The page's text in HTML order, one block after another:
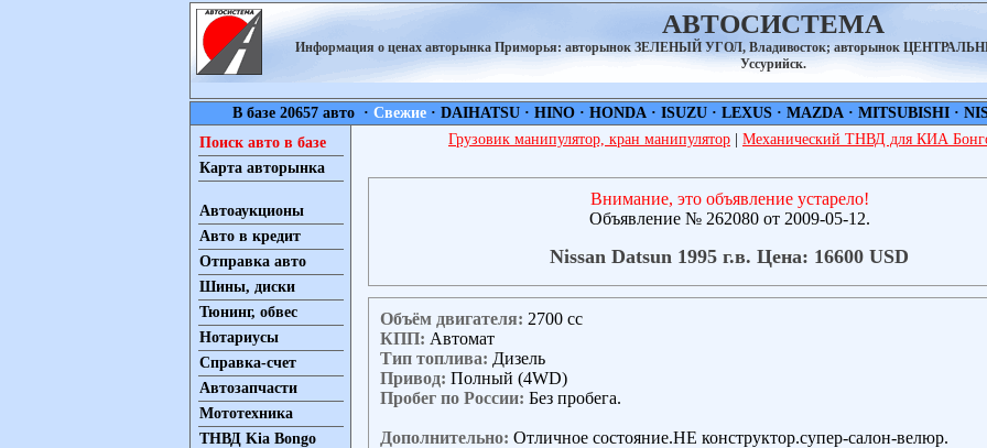
АВТОСИСТЕМА
Информация о ценах авторынка Приморья: авторынок ЗЕЛЕНЫЙ УГОЛ, Владивосток; авторынок
Уссурийск.
В базе 20657 авто · Свежие· DAIHATSU· HINO· HONDA· ISUZU· LEXUS· MAZDA· MITSUBISHI·
Поиск авто в базе
Карта авторынка
Автоаукционы
Авто в кредит
Отправка авто
Шины, диски
Тюнинг, обвес
Нотариусы
Справка-счет
Автозапчасти
Мототехника
ТНВД Kia Bongo
Грузовик манипулятор, кран манипулятор Механический ТНВД для КИА
Внимание, это объявление устарело!
Объявление № 262080 от 2009-05-12.
Nissan Datsun 1995 г.в. Цена: 16600 USD
Объём двигателя: 2700 сс
КПП: Автомат
Тип топлива: Дизель
Привод: Полный (4WD)
Пробег по России: Без пробега.
Дополнительно: Отличное состояние.НЕ конструктор.супер-салон-велюр.